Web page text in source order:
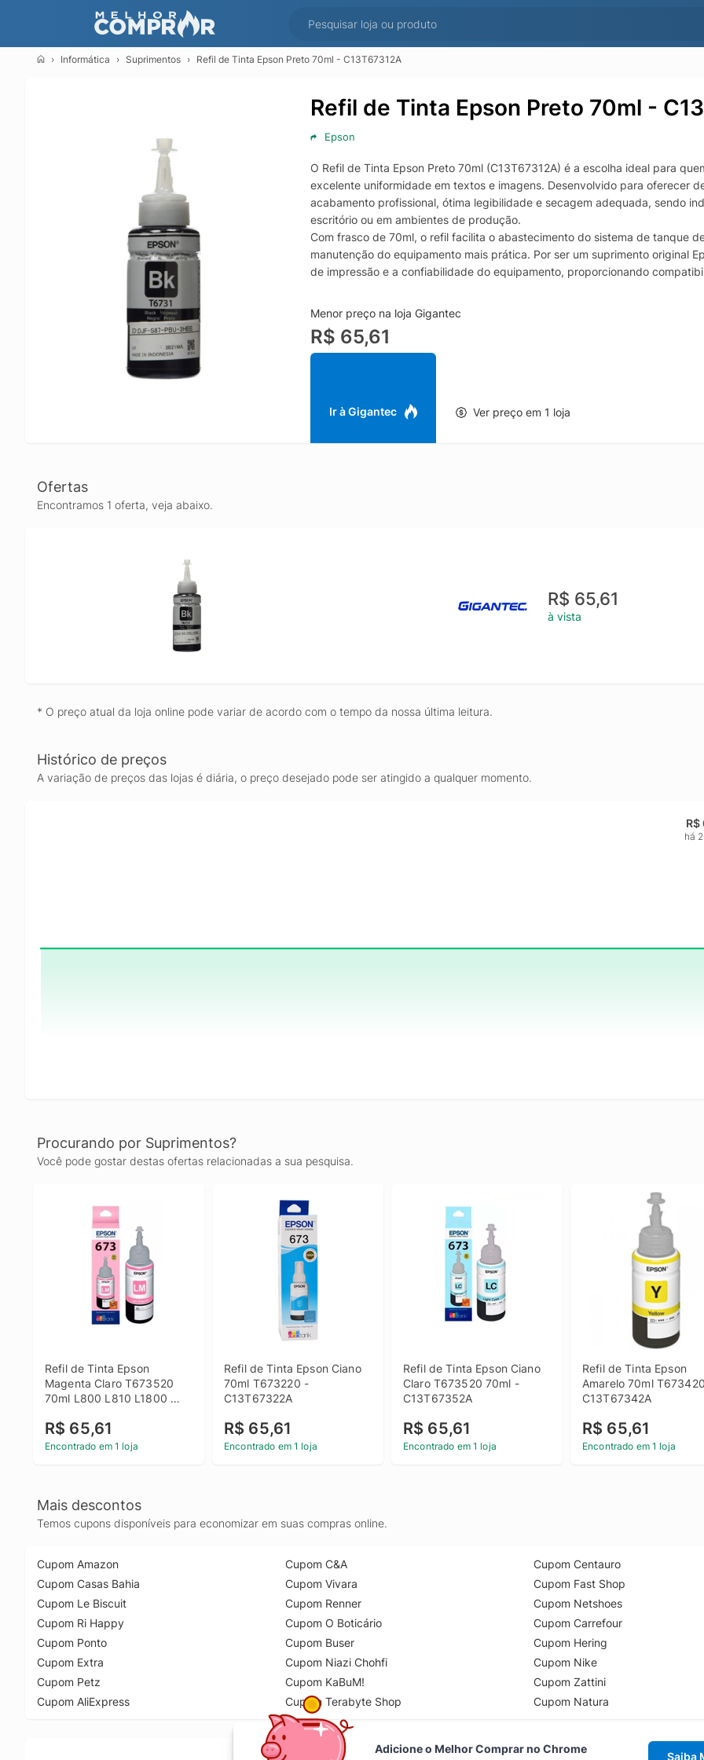
Informática Suprimentos Refil de Tinta Epson Preto 70ml - C13T67312A
Refil de Tinta Epson Preto 70ml -
Epson
O Refil de Tinta Epson Preto 70ml (C13T67312A) é a escolha ideal para
excelente uniformidade em textos e imagens. Desenvolvido para oferecer
acabamento profissional, ótima legibilidade e secagem adequada, sendo
escritório ou em ambientes de produção.
Com frasco de 70ml, o refil facilita o abastecimento do sistema de tanque
manutenção do equipamento mais prática. Por ser um suprimento original
de impressão e a confiabilidade do equipamento, proporcionando
Menor preço na loja Gigantec
R$ 65,61
Ir à Gigantec Ver preço em 1 loja
Ofertas
Encontramos 1 oferta, veja abaixo.
R$ 65,61
à vista
* O preço atual da loja online pode variar de acordo com o tempo da nossa última leitura.
Histórico de preços
A variação de preços das lojas é diária, o preço desejado pode ser atingido a qualquer momento.
R$
há
Procurando por Suprimentos?
Você pode gostar destas ofertas relacionadas a sua pesquisa.
Refil de Tinta Epson
Magenta Claro T673520
70ml L800 L810 L1800
R$ 65,61
Encontrado em 1 loja
Refil de Tinta Epson Ciano
70ml T673220 -
C13T67322A
R$ 65,61
Encontrado em 1 loja
Refil de Tinta Epson Ciano
Claro T673520 70ml -
C13T67352A
R$ 65,61
Encontrado em 1 loja
Refil de Tinta Epson
Amarelo 70ml
C13T67342A
R$ 65,61
Encontrado em 1 loja
Mais descontos
Temos cupons disponíveis para economizar em suas compras online.
Cupom Amazon
Cupom Casas Bahia
Cupom Le Biscuit
Cupom Ri Happy
Cupom Ponto
Cupom Extra
Cupom Petz
Cupom AliExpress
Cupom C&A
Cupom Vivara
Cupom Renner
Cupom O Boticário
Cupom Buser
Cupom Niazi Chohfi
Cupom KaBuM!
Cupom Terabyte Shop
Cupom Centauro
Cupom Fast Shop
Cupom Netshoes
Cupom Carrefour
Cupom Hering
Cupom Nike
Cupom Zattini
Cupom Natura
Adicione o Melhor Comprar no Chrome
Saiba